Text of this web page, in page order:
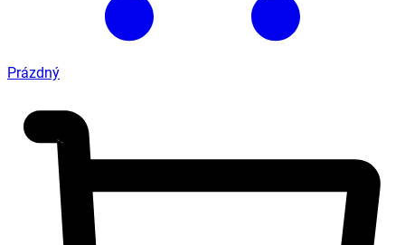
Prázdný